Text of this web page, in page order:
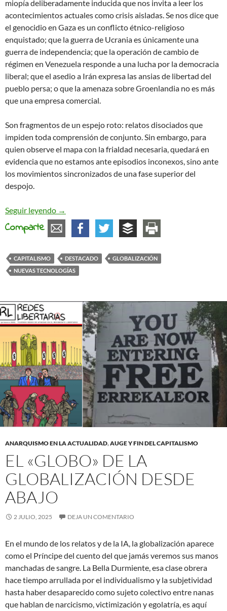
miopía deliberadamente inducida que nos invita a leer los
acontecimientos actuales como crisis aisladas. Se nos dice que
el genocidio en Gaza es un conflicto étnico-religioso
enquistado; que la guerra de Ucrania es únicamente una
guerra de independencia; que la operación de cambio de
régimen en Venezuela responde a una lucha por la democracia
liberal; que el asedio a Irán expresa las ansias de libertad del
pueblo persa; o que la amenaza sobre Groenlandia no es más
que una empresa comercial.
Son fragmentos de un espejo roto: relatos disociados que
impiden toda comprensión de conjunto. Sin embargo, para
quien observe el mapa con la frialdad necesaria, quedará en
evidencia que no estamos ante episodios inconexos, sino ante
los movimientos sincronizados de una fase superior del
despojo.
Seguir leyendo O el Mundo Entero Como Gaza, o la Victoria
→
Comparte
CAPITALISMO DESTACADO
GLOBALIZACIÓN
NUEVAS TECNOLOGÍAS
ANARQUISMO EN LA ACTUALIDAD,AUGE Y FIN DEL CAPITALISMO
EL «GLOBO» DE LA
GLOBALIZACIÓN DESDE
ABAJO
2 JULIO, 2025 DEJA UN COMENTARIO
En el mundo de los relatos y de la IA, la globalización aparece
como el Príncipe del cuento del que jamás veremos sus manos
manchadas de sangre. La Bella Durmiente, esa clase obrera
hace tiempo arrullada por el individualismo y la subjetividad
hasta haber desaparecido como sujeto colectivo entre nanas
que hablan de narcicismo, victimización y egolatría, es aquí